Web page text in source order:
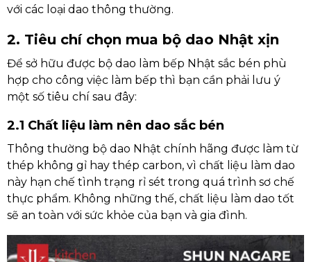
với các loại dao thông thường.
2. Tiêu chí chọn mua bộ dao Nhật xịn
Để sở hữu được bộ dao làm bếp Nhật sắc bén phù
hợp cho công việc làm bếp thì bạn cần phải lưu ý
một số tiêu chí sau đây:
2.1 Chất liệu làm nên dao sắc bén
Thông thường bộ dao Nhật chính hãng được làm từ
thép không gỉ hay thép carbon, vì chất liệu làm dao
này hạn chế tình trạng rỉ sét trong quá trình sơ chế
thực phẩm. Không những thế, chất liệu làm dao tốt
sẽ an toàn với sức khỏe của bạn và gia đình.